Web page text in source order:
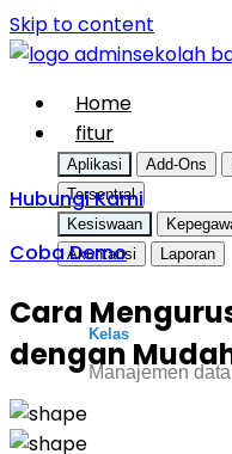
Skip to content
Home
fitur
Aplikasi Add-Ons
Tersentral
Kesiswaan
Akuntansi
Laporan
Kelas
Manajemen
Hubungi Kami
Coba Demo
Cara
dengan